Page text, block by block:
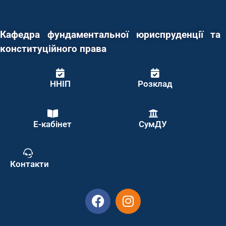
Кафедра фундаментальної юриспруденції та
конституційного права
ННІП Розклад
Е-кабінет СумДУ
Контакти